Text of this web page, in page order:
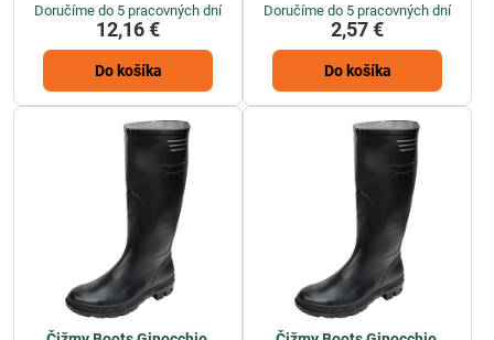
Doručíme do 5 pracovných dní
12,16 €
Do košíka
Doručíme do 5 pracovných dní
2,57 €
Do košíka